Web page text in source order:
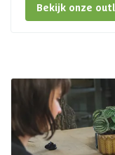
Bekijk onze